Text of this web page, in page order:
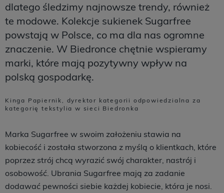
dlatego śledzimy najnowsze trendy, również
te modowe. Kolekcje sukienek Sugarfree
powstają w Polsce, co ma dla nas ogromne
znaczenie. W Biedronce chętnie wspieramy
marki, które mają pozytywny wpływ na
polską gospodarkę.
Kinga Papiernik, dyrektor kategorii odpowiedzialna za
kategorię tekstylia w sieci Biedronka
Marka Sugarfree w swoim założeniu stawia na
kobiecość i została stworzona z myślą o klientkach, które
poprzez strój chcą wyrazić swój charakter, nastrój i
osobowość. Ubrania Sugarfree mają za zadanie
dodawać pewności siebie każdej kobiecie, która je nosi.